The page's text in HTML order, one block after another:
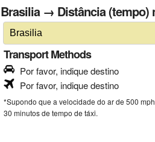
Brasilia → Distância
Transport Methods
Por favor, indique destino
Por favor, indique destino
*Supondo que a velocidade do ar de 500
30 minutos de tempo de táxi.